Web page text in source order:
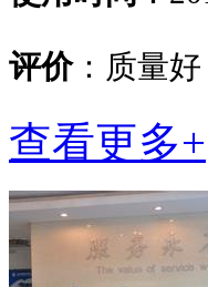
评价：质量
查看更多+